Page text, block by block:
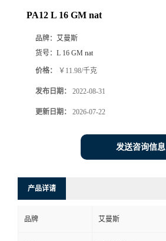
厅
系
PA12 L 16 GM nat
品牌： 艾曼斯
货号： L 16 GM nat
价格： ￥11.98/千克
发布日期： 2022-08-31
更新日期： 2026-07-22
发送咨询信息
产品详请
品牌 艾曼斯